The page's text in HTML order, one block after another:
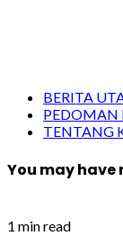
BERITA
PEDOMAN
TENTANG
You may have
1 min read